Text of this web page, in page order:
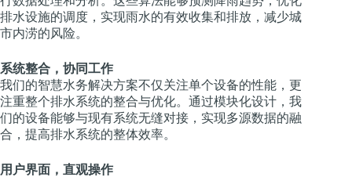
排水设施的调度，实现雨水的有效收集和排放，减少城
市内涝的风险。
系统整合，协同工作
我们的智慧水务解决方案不仅关注单个设备的性能，更
注重整个排水系统的整合与优化。通过模块化设计，我
们的设备能够与现有系统无缝对接，实现多源数据的融
合，提高排水系统的整体效率。
用户界面，直观操作